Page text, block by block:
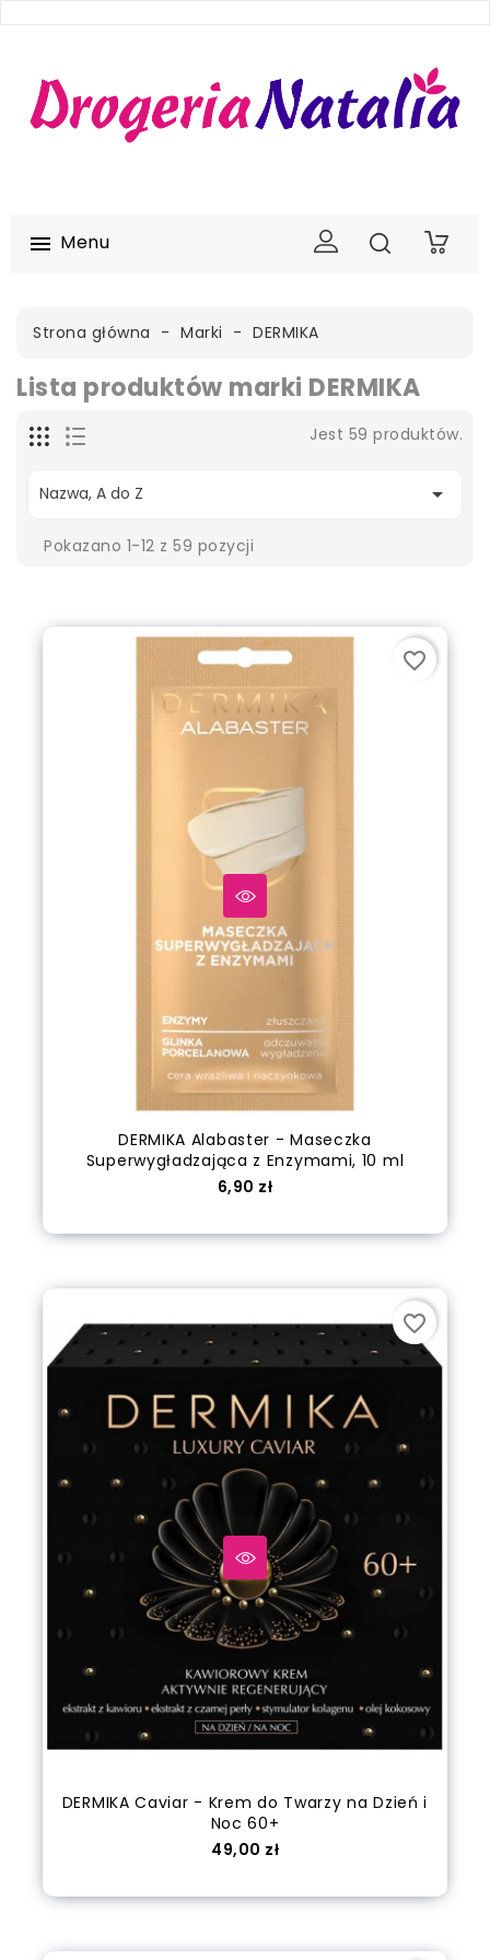
 Menu 0
Strona główna Marki DERMIKA
Lista produktów marki DERMIKA
Jest 59 produktów.
Nazwa, A do Z 
Pokazano 1-12 z 59 pozycji
DERMIKA Alabaster - Maseczka
Superwygładzająca z Enzymami, 10 ml
Cena
6,90 zł
favorite_border
DERMIKA Caviar - Krem do Twarzy na Dzień i
Noc 60+
Cena
49,00 zł
favorite_border